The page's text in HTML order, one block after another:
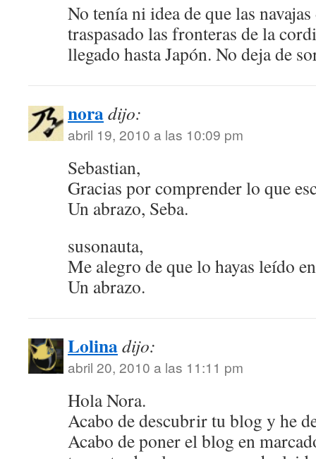
No tenía ni idea de que las
traspasado las fronteras de la
llegado hasta Japón. No deja de
noradijo:
abril 19, 2010 a las 10:09 pm
Sebastian,
Gracias por comprender lo que
Un abrazo, Seba.
susonauta,
Me alegro de que lo hayas leído
Un abrazo.
Lolinadijo:
abril 20, 2010 a las 11:11 pm
Hola Nora.
Acabo de descubrir tu blog y he
Acabo de poner el blog en